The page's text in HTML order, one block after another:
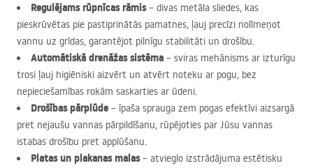
Regulējams rūpnīcas rāmis– divas metāla sliedes, kas
pieskrūvētas pie pastiprinātās pamatnes, ļauj precīzi nolīmeņot
vannu uz grīdas, garantējot pilnīgu stabilitāti un drošību.
Automātiskā drenāžas sistēma – sviras mehānisms ar izturīgu
trosi ļauj higiēniski aizvērt un atvērt noteku ar pogu, bez
nepieciešamības rokām saskarties ar ūdeni.
Drošības pārplūde – īpaša sprauga zem pogas efektīvi aizsargā
pret nejaušu vannas pārpildīšanu, rūpējoties par Jūsu vannas
istabas drošību pret applūšanu.
Platas un plakanas malas– atvieglo izstrādājuma estētisku